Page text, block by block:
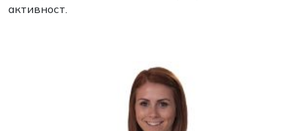
активност.